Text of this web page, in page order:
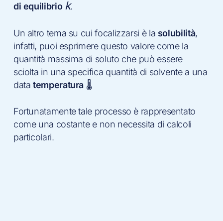
di equilibrio k.
Un altro tema su cui focalizzarsi è la solubilità,
infatti, puoi esprimere questo valore come la
quantità massima di soluto che può essere
sciolta in una specifica quantità di solvente a una
datatemperatura 🌡
Fortunatamente tale processo è rappresentato
come una costante e non necessita di calcoli
particolari.